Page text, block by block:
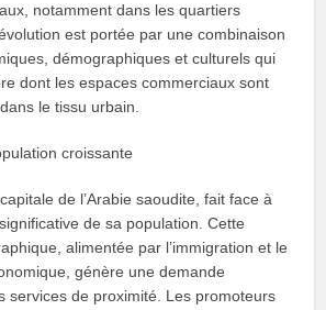
notamment dans les quartiers
est portée par une combinaison
démographiques et culturels qui
dont les espaces commerciaux sont
le tissu urbain.
croissante
de l’Arabie saoudite, fait face à
de sa population. Cette
alimentée par l’immigration et le
génère une demande
services de proximité. Les promoteurs